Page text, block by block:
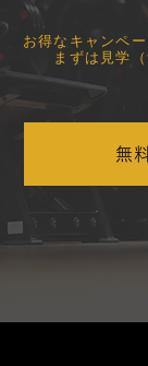
お得なキャンペ
まずは見学
無